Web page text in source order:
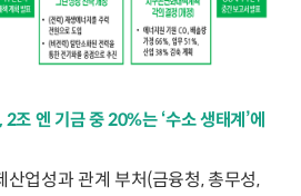
조 엔 기금 중 20%는 ‘수소 생태계’에
업성과 관계 부처(금융청, 총무성,